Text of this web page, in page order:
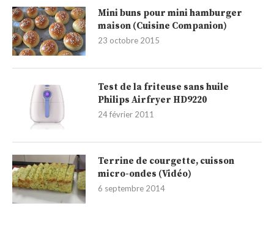
Mini buns pour mini hamburger
maison (Cuisine Companion)
23 octobre 2015
Test de la friteuse sans huile
Philips Airfryer HD9220
24 février 2011
Terrine de courgette, cuisson
micro-ondes (Vidéo)
6 septembre 2014